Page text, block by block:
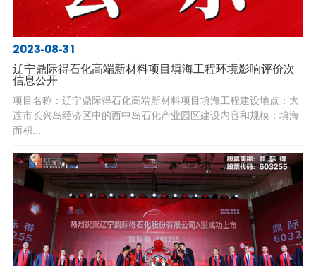
2023-08-31
辽宁鼎际得石化高端新材料项目填海工程环境影响评价次
信息公开
项目名称：辽宁鼎际得石化高端新材料项目填海工程建设地点：大
连市长兴岛经济区中的西中岛石化产业园区建设内容和规模：填海
面积...